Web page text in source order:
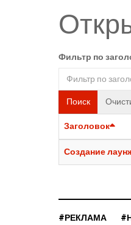
Фильтр по
Поиск
Заголовок
Создание
#РЕКЛАМА